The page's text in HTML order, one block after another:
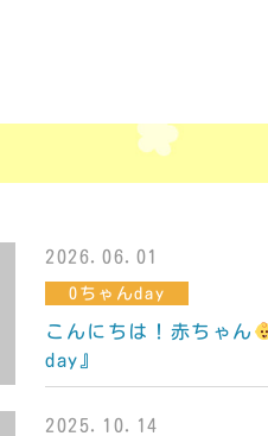
2026.06.01
0ちゃんday
こんにちは！赤ちゃん
day』
2025.10.14